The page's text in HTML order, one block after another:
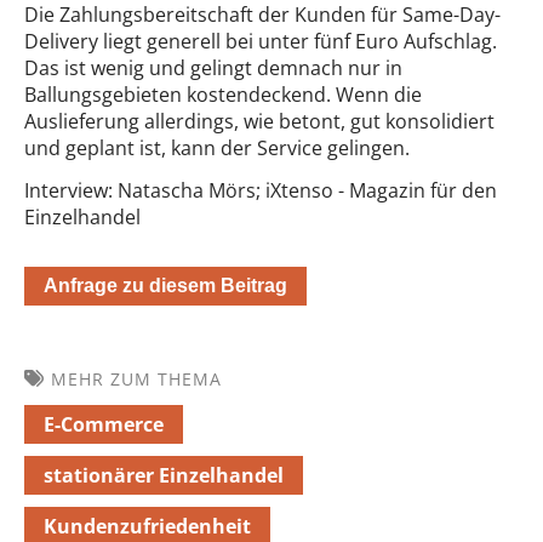
Die Zahlungsbereitschaft der Kunden für Same-Day-
Delivery liegt generell bei unter fünf Euro Aufschlag.
Das ist wenig und gelingt demnach nur in
Ballungsgebieten kostendeckend. Wenn die
Auslieferung allerdings, wie betont, gut konsolidiert
und geplant ist, kann der Service gelingen.
Interview: Natascha Mörs; iXtenso - Magazin für den
Einzelhandel
Anfrage zu diesem Beitrag
MEHR ZUM THEMA
E-Commerce
stationärer Einzelhandel
Kundenzufriedenheit